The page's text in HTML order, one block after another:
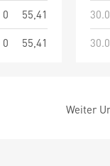
0
55,41
0 55,41
Weiter